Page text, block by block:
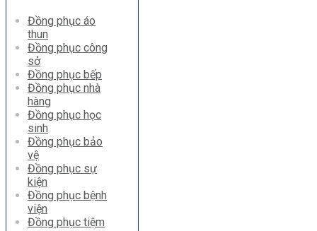
Đồng phục áo
thun
Đồng phục công
sở
Đồng phục bếp
Đồng phục nhà
hàng
Đồng phục học
sinh
Đồng phục bảo
vệ
Đồng phục sự
kiện
Đồng phục bệnh
viện
Đồng phục tiệm